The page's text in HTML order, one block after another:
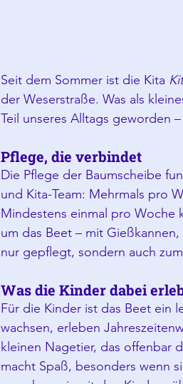
Seit dem Sommer ist die Kita
der Weserstraße. Was als
Teil unseres Alltags geworden
Pflege, die verbindet
Die Pflege der Baumscheibe
und Kita-Team: Mehrmals pro
Mindestens einmal pro Woche
um das Beet – mit
nur gepflegt, sondern auch
Was die Kinder dabei
Für die Kinder ist das Beet ein
wachsen, erleben
kleinen Nagetier, das offenbar
macht Spaß, besonders wenn